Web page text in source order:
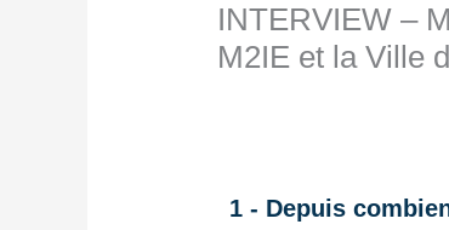
INTERVIEW –
M2IE et la Ville
1 - Depuis